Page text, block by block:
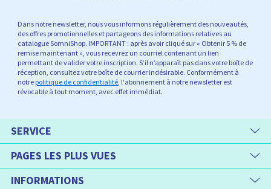
Dans notre newsletter, nous vous informons régulièrement des nouveautés,
des offres promotionnelles et partageons des informations relatives au
catalogue SomniShop. IMPORTANT : après avoir cliqué sur « Obtenir 5 % de
remise maintenant », vous recevrez un courriel contenant un lien
permettant de valider votre inscription. S’il n’apparaît pas dans votre boîte de
réception, consultez votre boîte de courrier indésirable. Conformément à
notre politique de confidentialité, l'abonnement à notre newsletter est
révocable à tout moment, avec effet immédiat.
SERVICE
PAGES LES PLUS VUES
INFORMATIONS